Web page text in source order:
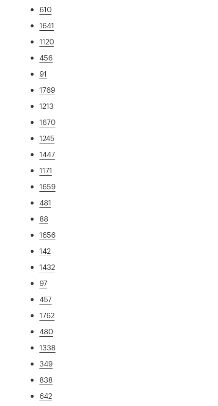
610
1641
1120
456
91
1769
1213
1670
1245
1447
1171
1659
481
88
1656
142
1432
97
457
1762
480
1338
349
838
642